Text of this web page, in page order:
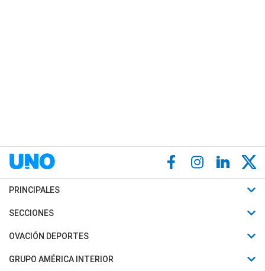
PRINCIPALES
Últimas Noticias
Política
SECCIONES
Horóscopo
Motores
OVACIÓN DEPORTES
Fútbol
GRUPO AMÉRICA INTERIOR